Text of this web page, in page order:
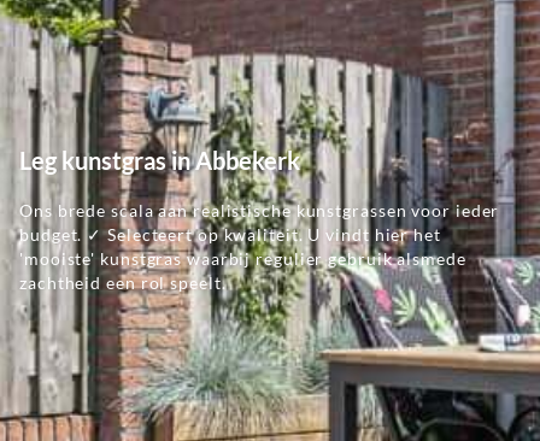
Leg kunstgras in Abbekerk
Ons brede scala aan realistische kunstgrassen voor ieder
budget. ✓ Selecteert op kwaliteit. U vindt hier het
'mooiste' kunstgras waarbij regulier gebruik alsmede
zachtheid een rol speelt.